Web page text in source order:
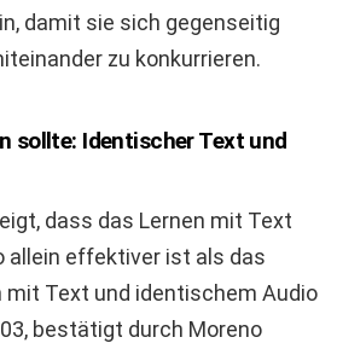
damit sie sich gegenseitig
zu konkurrieren.
sollte: Identischer Text und
dass das Lernen mit Text
allein effektiver ist als das
mit Text und identischem Audio
bestätigt durch Moreno